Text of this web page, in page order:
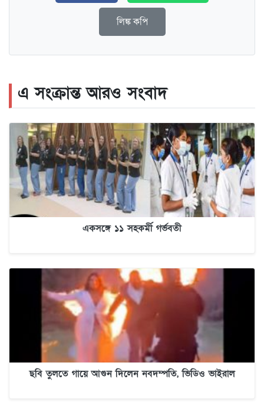
লিঙ্ক কপি
এ সংক্রান্ত আরও সংবাদ
একসঙ্গে ১১ সহকর্মী গর্ভবতী
ছবি তুলতে গায়ে আগুন দিলেন নবদম্পতি, ভিডিও ভাইরাল